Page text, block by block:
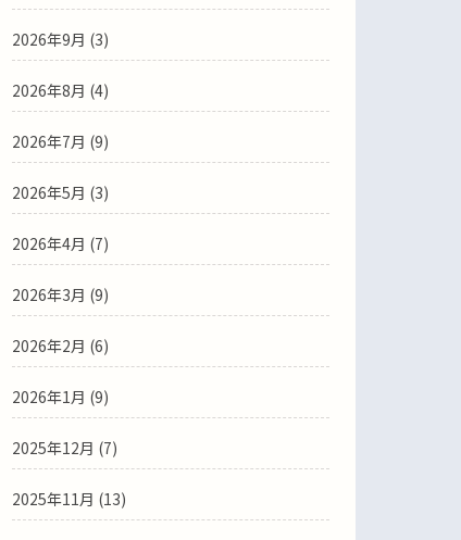
2026年9月 (3)
2026年8月 (4)
2026年7月 (9)
2026年5月 (3)
2026年4月 (7)
2026年3月 (9)
2026年2月 (6)
2026年1月 (9)
2025年12月 (7)
2025年11月 (13)